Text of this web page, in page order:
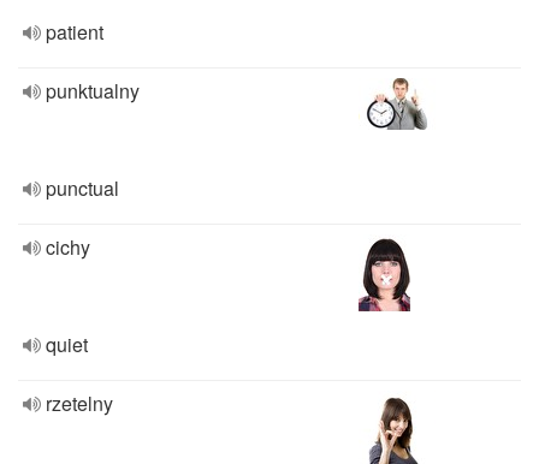
patient
punktualny
punctual
cichy
quiet
rzetelny